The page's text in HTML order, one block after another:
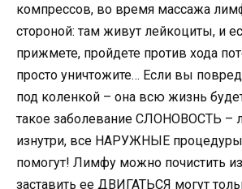
компрессов, во время массажа
стороной: там живут лейкоциты, и
прижмете, пройдете против хода
просто уничтожите… Если вы
под коленкой – она всю жизнь
такое заболевание СЛОНОВОСТЬ –
изнутри, все НАРУЖНЫЕ
помогут! Лимфу можно почистить
заставить ее ДВИГАТЬСЯ могут